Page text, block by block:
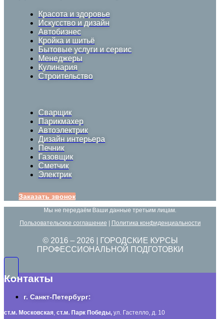
Красота и здоровье
Искусство и дизайн
Автобизнес
Кройка и шитьё
Бытовые услуги и сервис
Менеджеры
Кулинария
Строительство
Сварщик
Парикмахер
Автоэлектрик
Дизайн интерьера
Печник
Газовщик
Сметчик
Электрик
Заказать звонок
Мы не передаём Ваши данные третьим лицам.
Пользовательское соглашение | Политика конфиденциальности
© 2016 – 2026 | ГОРОДСКИЕ КУРСЫ
ПРОФЕССИОНАЛЬНОЙ ПОДГОТОВКИ
Контакты
г. Санкт-Петербург:
ст.м. Московская ст.м. Парк Победы, ул. Гастелло, д. 10